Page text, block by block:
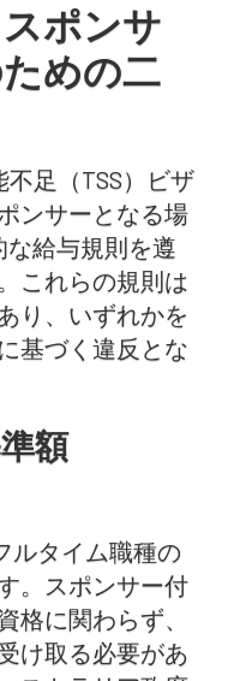
ポンサ
めの二
足（TSS）ビザ
ンサーとなる場
給与規則を遵
これらの規則は
り、いずれかを
基づく違反とな
額
ルタイム職種の
。スポンサー付
格に関わらず、
け取る必要があ